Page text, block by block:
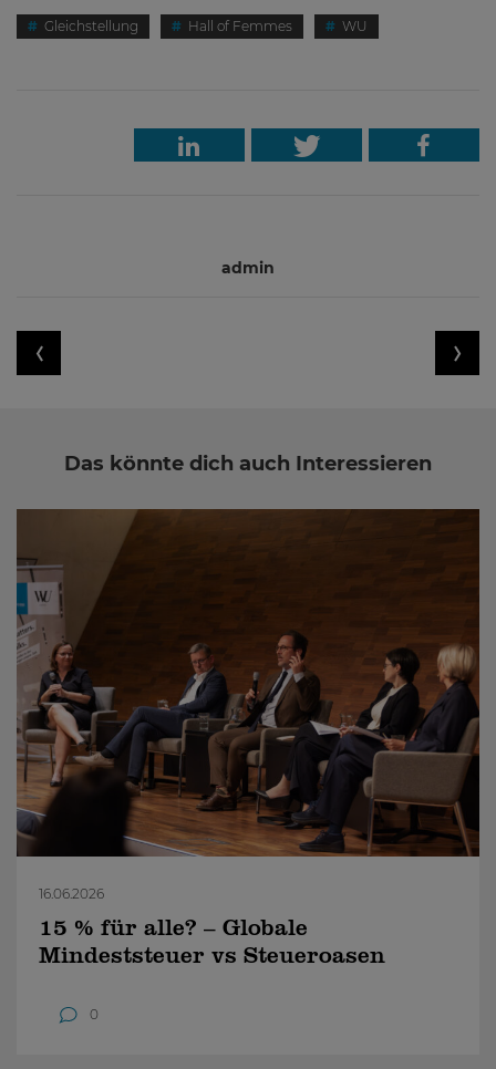
Gleichstellung Hall of Femmes WU
admin
Das könnte dich auch Interessieren
16.06.2026
15 % für alle? – Globale
Mindeststeuer vs Steueroasen
0